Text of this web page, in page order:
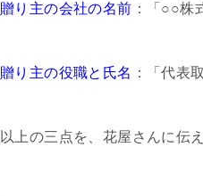
贈り主の会社の名前 ：「○○株
贈り主の役職と氏名 ：「代
以上の三点を、花屋さんに伝